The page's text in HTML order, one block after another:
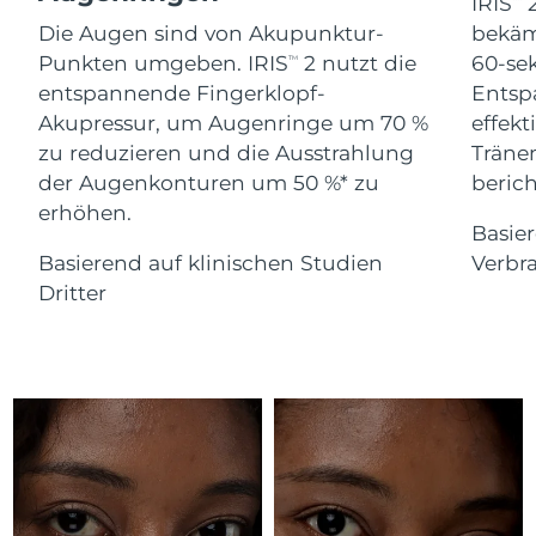
Die Augen sind von Akupunktur-
Punkten umgeben. IRISTM
2 nutzt die
entspannende Fingerklopf-
Akupressur, um Augenringe um 70 %
zu reduzieren und die Ausstrahlung
der Augenkonturen um 50 %* zu
erhöhen.
Basierend auf klinischen Studien
Dritter
60-
For healthy hair
18% PAP
Kosmetik Männer
Kaufe alles
FOREO APP
Isle of Man Erwartete Lieferung
Israel Erwartete Lieferung 8/16/26
Italien Erwartete Lieferung 8/12/26
Japan
Jersey Erwartete Lieferung 8/17/26
Lettland Erwartete Lieferung
Libanon Erwartete Lieferung 8/13/26